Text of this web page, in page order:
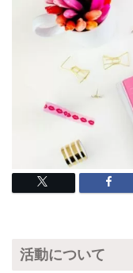
活動について